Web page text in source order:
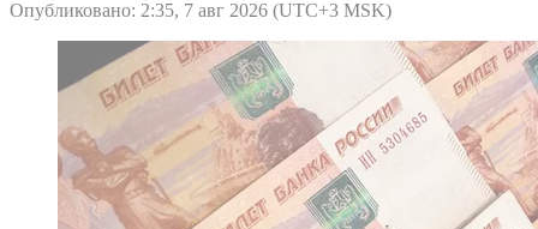
Опубликовано: 2:35, 7 авг 2026 (UTC+3 MSK)